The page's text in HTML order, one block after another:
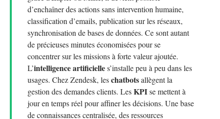
d’enchaîner des actions sans intervention humaine,
classification d’emails, publication sur les réseaux,
synchronisation de bases de données. Ce sont autant
de précieuses minutes économisées pour se
concentrer sur les missions à forte valeur ajoutée.
L’intelligence artificielles’installe peu à peu dans les
usages. Chez Zendesk, leschatbotsallègent la
gestion des demandes clients. LesKPIse mettent à
jour en temps réel pour affiner les décisions. Une base
de connaissances centralisée, des ressources